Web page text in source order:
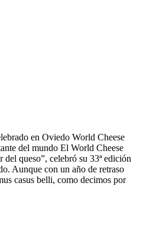
en Oviedo World Cheese
del mundo El World Cheese
queso”, celebró su 33ª edición
Aunque con un año de retraso
casus belli, como decimos por